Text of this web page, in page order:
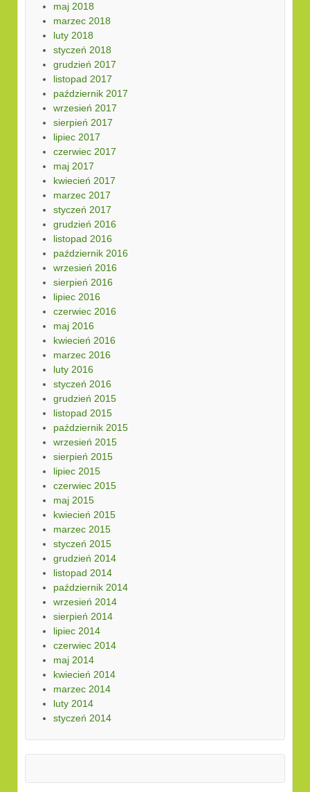
maj 2018
marzec 2018
luty 2018
styczeń 2018
grudzień 2017
listopad 2017
październik 2017
wrzesień 2017
sierpień 2017
lipiec 2017
czerwiec 2017
maj 2017
kwiecień 2017
marzec 2017
styczeń 2017
grudzień 2016
listopad 2016
październik 2016
wrzesień 2016
sierpień 2016
lipiec 2016
czerwiec 2016
maj 2016
kwiecień 2016
marzec 2016
luty 2016
styczeń 2016
grudzień 2015
listopad 2015
październik 2015
wrzesień 2015
sierpień 2015
lipiec 2015
czerwiec 2015
maj 2015
kwiecień 2015
marzec 2015
styczeń 2015
grudzień 2014
listopad 2014
październik 2014
wrzesień 2014
sierpień 2014
lipiec 2014
czerwiec 2014
maj 2014
kwiecień 2014
marzec 2014
luty 2014
styczeń 2014